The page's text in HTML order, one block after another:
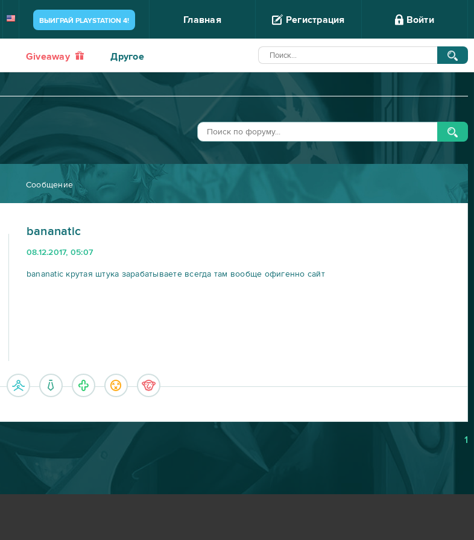
ВЫИГРАЙ PLAYSTATION 4! Главная Регистрация Войти
Giveaway Другое
Сообщение
bananatic
08.12.2017, 05:07
bananatic крутая штука зарабатываете всегда там вообще офигенно сайт
1